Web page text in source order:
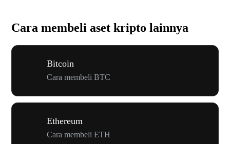
Cara membeli aset kripto lainnya
Bitcoin
Cara membeli BTC
Ethereum
Cara membeli ETH